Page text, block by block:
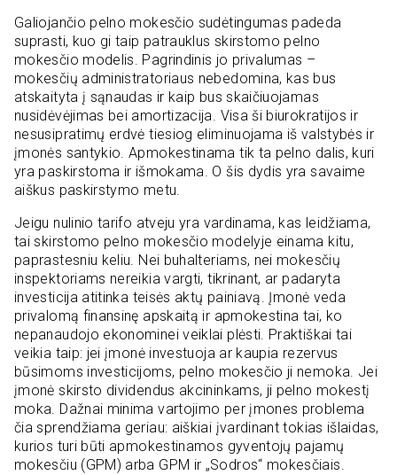
Galiojančio pelno mokesčio sudėtingumas padeda
suprasti, kuo gi taip patrauklus skirstomo pelno
mokesčio modelis. Pagrindinis jo privalumas –
mokesčių administratoriaus nebedomina, kas bus
atskaityta į sąnaudas ir kaip bus skaičiuojamas
nusidėvėjimas bei amortizacija. Visa ši biurokratijos ir
nesusipratimų erdvė tiesiog eliminuojama iš valstybės ir
įmonės santykio. Apmokestinama tik ta pelno dalis, kuri
yra paskirstoma ir išmokama. O šis dydis yra savaime
aiškus paskirstymo metu.
Jeigu nulinio tarifo atveju yra vardinama, kas leidžiama,
tai skirstomo pelno mokesčio modelyje einama kitu,
paprastesniu keliu. Nei buhalteriams, nei mokesčių
inspektoriams nereikia vargti, tikrinant, ar padaryta
investicija atitinka teisės aktų painiavą. Įmonė veda
privalomą finansinę apskaitą ir apmokestina tai, ko
nepanaudojo ekonominei veiklai plėsti. Praktiškai tai
veikia taip: jei įmonė investuoja ar kaupia rezervus
būsimoms investicijoms, pelno mokesčio ji nemoka. Jei
įmonė skirsto dividendus akcininkams, ji pelno mokestį
moka. Dažnai minima vartojimo per įmones problema
čia sprendžiama geriau: aiškiai įvardinant tokias išlaidas,
kurios turi būti apmokestinamos gyventojų pajamų
mokesčiu (GPM) arba GPM ir „Sodros“ mokesčiais.